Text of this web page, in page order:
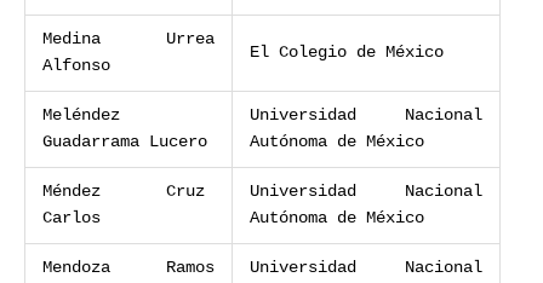
Medina Urrea
Alfonso
El Colegio de México
Meléndez
Guadarrama Lucero
Universidad Nacional
Autónoma de México
Méndez Cruz
Carlos
Universidad Nacional
Autónoma de México
Mendoza Ramos
Universidad Nacional